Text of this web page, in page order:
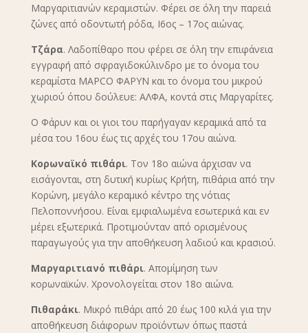
Μαργαριτιανών κεραμιστών. Φέρει σε όλη την παρειά
ζώνες από οδοντωτή ρόδα, Ι6ος – 17ος αιώνας.
Τζάρα. Λαδοπίθαρο που φέρει σε όλη την επιφάνεια
εγγραφή από σφραγιδοκύλινδρο με το όνομα του
κεραμίστα ΜΑΡCΟ ΦΑΡΥΝ και το όνομα του μικρού
χωριού όπου δούλευε: ΑΛΦΑ, κοντά στις Μαργαρίτες.
Ο Φάρυν και οι γιοι του παρήγαγαν κεραμικά από τα
μέσα του 16ου έως τις αρχές του 17ου αιώνα.
Κορωναϊκό πιθάρι. Τον 18ο αιώνα άρχισαν να
εισάγονται, στη δυτική κυρίως Κρήτη, πιθάρια από την
Κορώνη, μεγάλο κεραμικό κέντρο της νότιας
Πελοποννήσου. Είναι εμφιαλωμένα εσωτερικά και εν
μέρει εξωτερικά. Προτιμούνταν από ορισμένους
παραγωγούς για την αποθήκευση λαδιού και κρασιού.
Μαργαριτιανό πιθάρι. Απομίμηση των
κορωναϊκών. Χρονολογείται στον 18ο αιώνα.
Πιθαράκι. Μικρό πιθάρι από 20 έως 100 κιλά για την
αποθήκευση διάφορων προϊόντων όπως παστά